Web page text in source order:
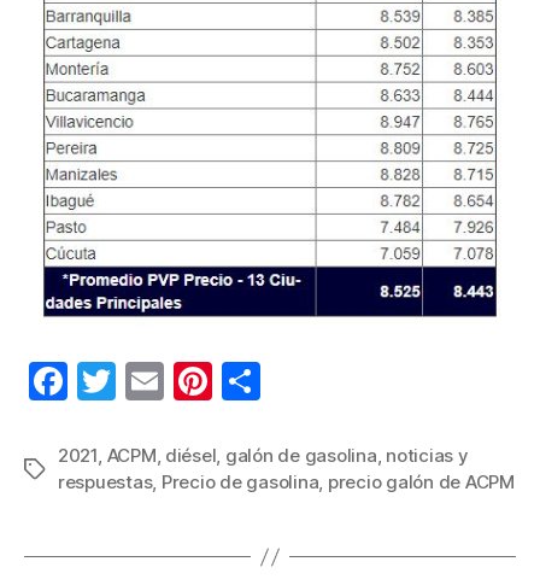
F
c
e
T
tt
er
E
ail
Pi
er
e
m
p
tir
Etiquetas
2021, ACPM, diésel, galón de gasolina, noticias y
respuestas, Precio de gasolina, precio galón de ACPM